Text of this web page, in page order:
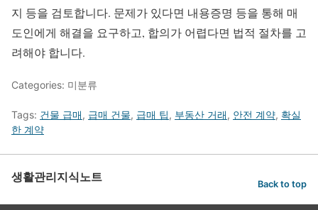
지 등을 검토합니다. 문제가 있다면 내용증명 등을 통해 매
도인에게 해결을 요구하고, 합의가 어렵다면 법적 절차를 고
려해야 합니다.
Categories: 미분류
Tags: 건물 급매, 급매 건물, 급매 팁, 부동산 거래, 안전 계약, 확실
한 계약
생활관리지식노트 Back to top